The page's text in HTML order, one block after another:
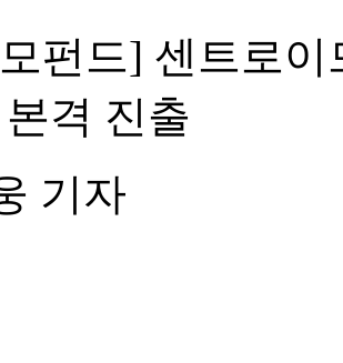
펀드] 센트로이
격 진출
기자